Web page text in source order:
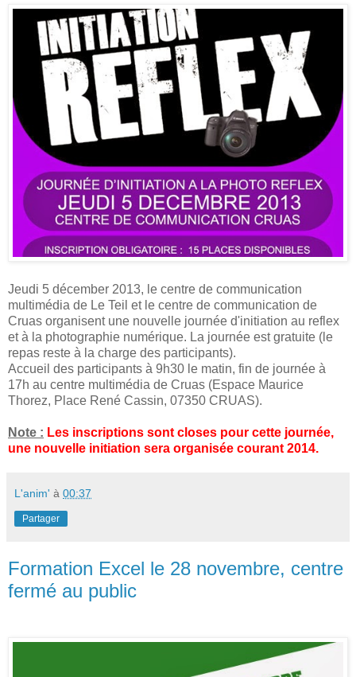
Jeudi 5 décember 2013, le centre de communication
multimédia de Le Teil et le centre de communication de
Cruas organisent une nouvelle journée d'initiation au reflex
et à la photographie numérique. La journée est gratuite (le
repas reste à la charge des participants).
Accueil des participants à 9h30 le matin, fin de journée à
17h au centre multimédia de Cruas (Espace Maurice
Thorez, Place René Cassin, 07350 CRUAS).
Note : Les inscriptions sont closes pour cette journée,
une nouvelle initiation sera organisée courant 2014.
L'anim' à 00:37
Partager
Formation Excel le 28 novembre, centre
fermé au public